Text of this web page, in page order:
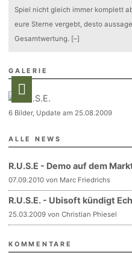
Spiel nicht gleich immer komplett
eure Sterne vergebt, desto
Gesamtwertung. [–]
GALERIE
6 Bilder, Update am 25.08.2009
ALLE NEWS
R.U.S.E - Demo auf dem
07.09.2010 von Marc Friedrichs
R.U.S.E. - Ubisoft kündigt
25.03.2009 von Christian Phiesel
KOMMENTARE